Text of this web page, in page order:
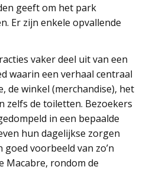
geeft om het park
Er zijn enkele opvallende
vaker deel uit van een
waarin een verhaal centraal
de winkel (merchandise), het
zelfs de toiletten. Bezoekers
in een bepaalde
hun dagelijkse zorgen
voorbeeld van zo’n
Macabre, rondom de